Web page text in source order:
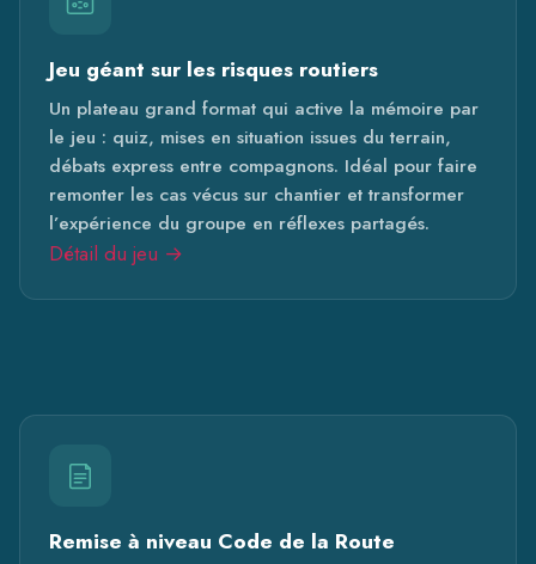
Jeu géant sur les risques routiers
Un plateau grand format qui active la mémoire par
le jeu : quiz, mises en situation issues du terrain,
débats express entre compagnons. Idéal pour faire
remonter les cas vécus sur chantier et transformer
l’expérience du groupe en réflexes partagés.
Détail du jeu →
Remise à niveau Code de la Route